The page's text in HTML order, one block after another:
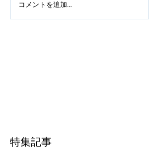
コメントを追加…
特集記事